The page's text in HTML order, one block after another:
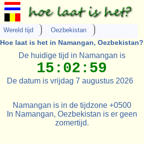
Wereld tijd Oezbekistan
Hoe laat is het in Namangan, Oezbekistan?
De huidige tijd in Namangan is
15:02:59
De datum is vrijdag 7 augustus 2026
Namangan is in de tijdzone +0500
In Namangan, Oezbekistan is er geen
zomertijd.